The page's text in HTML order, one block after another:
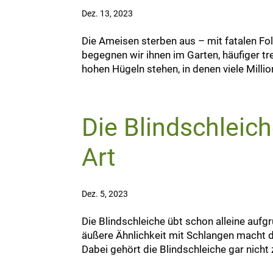
Dez. 13, 2023
Die Ameisen sterben aus – mit fatalen
begegnen wir ihnen im Garten, häufiger
hohen Hügeln stehen, in denen viele
Die
Art
Dez. 5, 2023
Die Blindschleiche übt schon alleine
äußere Ähnlichkeit mit Schlangen macht
Dabei gehört die Blindschleiche gar nicht